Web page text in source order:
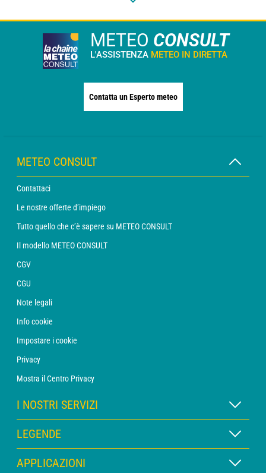
METEO CONSULT
L'ASSISTENZA METEO IN DIRETTA
Contatta un Esperto meteo
METEO CONSULT
Contattaci
Le nostre offerte d’impiego
Tutto quello che c’è sapere su METEO CONSULT
Il modello METEO CONSULT
CGV
CGU
Note legali
Info cookie
Impostare i cookie
Privacy
Mostra il Centro Privacy
I NOSTRI SERVIZI
Abbonamento METEO Xpert
Abbonamento METEO PRO
Consulenza con un meteorologo
LEGENDE
Legenda delle mappe
APPLICAZIONI